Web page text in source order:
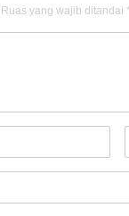
Ruas yang wajib ditandai *